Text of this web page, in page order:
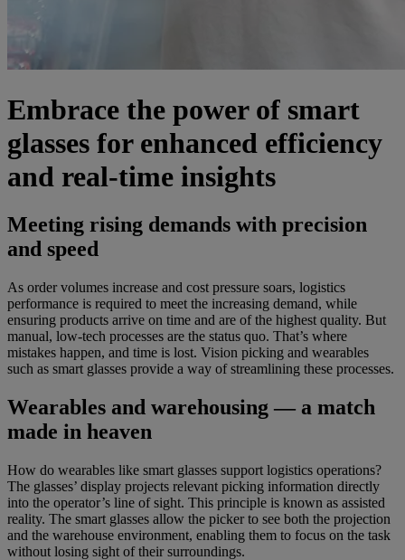
Embrace the power of smart
glasses for enhanced efficiency
and real-time insights
Meeting rising demands with precision
and speed
As order volumes increase and cost pressure soars, logistics
performance is required to meet the increasing demand, while
ensuring products arrive on time and are of the highest quality. But
manual, low-tech processes are the status quo. That’s where
mistakes happen, and time is lost. Vision picking and wearables
such as smart glasses provide a way of streamlining these processes.
Wearables and warehousing — a match
made in heaven
How do wearables like smart glasses support logistics operations?
The glasses’ display projects relevant picking information directly
into the operator’s line of sight. This principle is known as assisted
reality. The smart glasses allow the picker to see both the projection
and the warehouse environment, enabling them to focus on the task
without losing sight of their surroundings.